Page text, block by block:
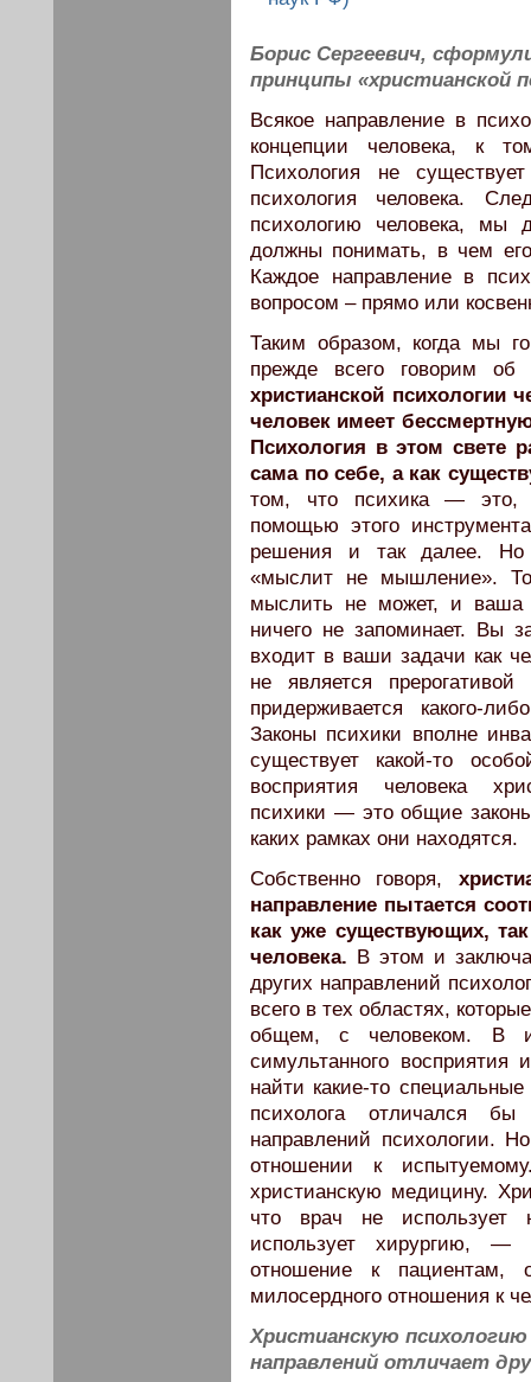
Борис Сергеевич,
принципы «христианской
Всякое направление в
концепции человека, к
Психология не
психология человека.
психологию человека, мы
должны понимать, в чем
Каждое направление в
вопросом – прямо или
Таким образом, когда мы
прежде всего говорим об
христианской психологии
человек имеет
Психология в этом свете
сама по себе, а как
том, что психика — это,
помощью этого
решения и так далее. Но
«мыслит не мышление».
мыслить не может, и ваша
ничего не запоминает. Вы
входит в ваши задачи как
не является
придерживается какого-
Законы психики вполне
существует какой-то
восприятия человека
психики — это общие
каких рамках они находятся.
Собственно говоря,
направление пытается
как уже существующих,
человека. В этом и
других направлений
всего в тех областях,
общем, с человеком. В
симультанного
найти какие-то
психолога отличался бы
направлений психологии.
отношении к
христианскую медицину.
что врач не использует
использует хирургию, —
отношение к пациентам,
милосердного отношения к
Христианскую
направлений отличает